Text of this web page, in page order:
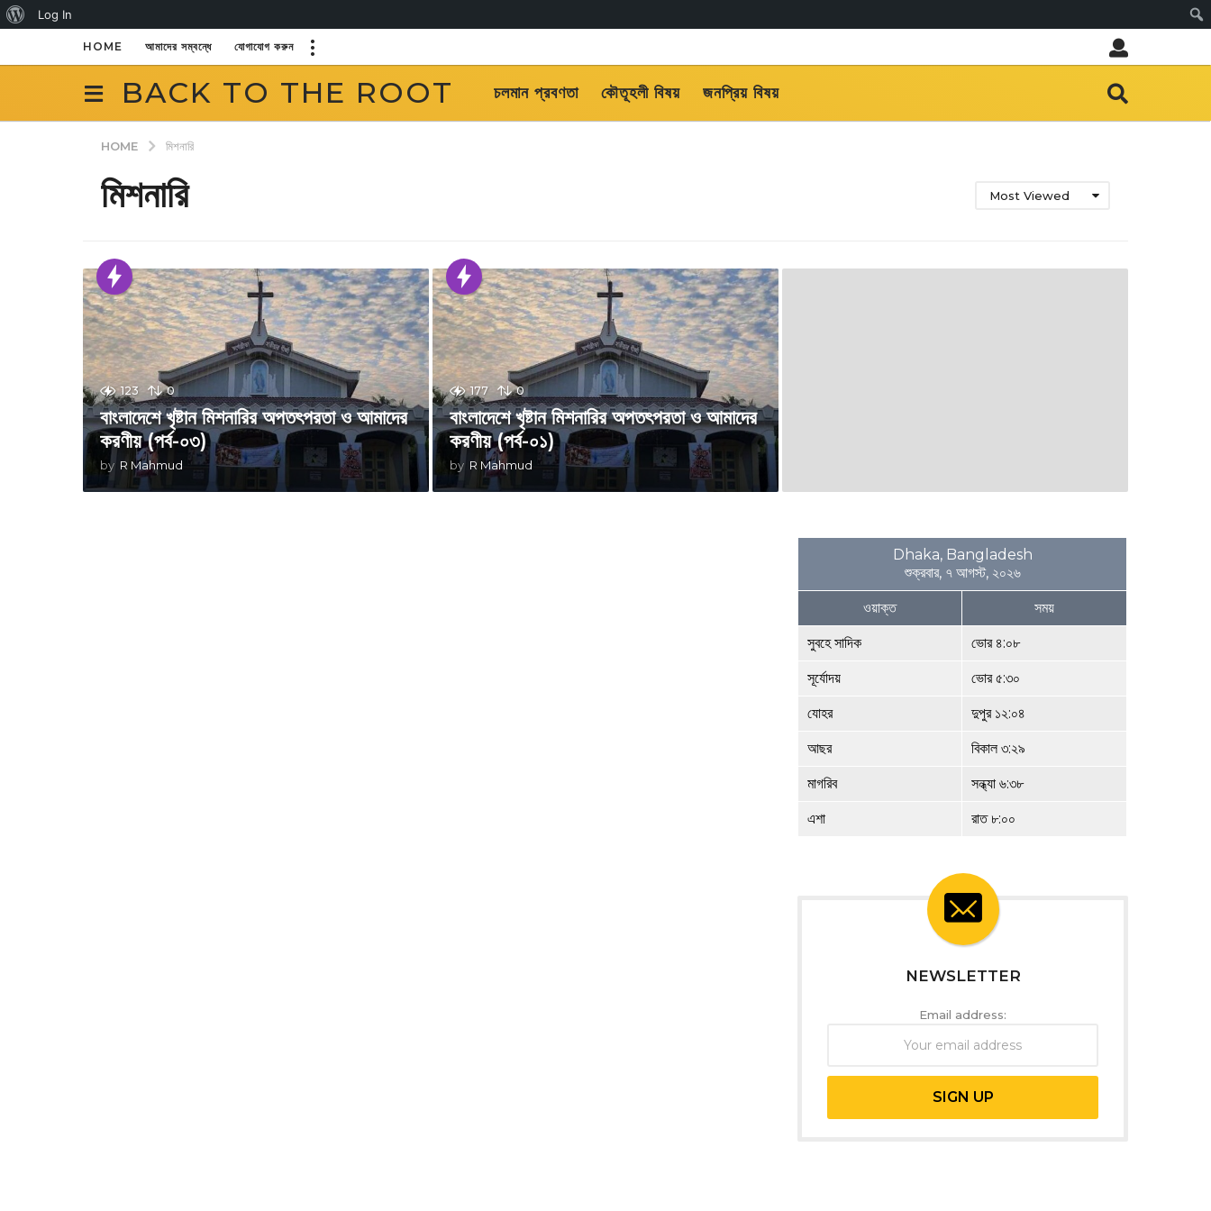
About
WordPress
Log In
HOME আমাদের সম্বন্ধে যোগাযোগ করুন
BACK TO THE ROOT চলমান প্রবণতা কৌতূহলী বিষয় জনপ্রিয় বিষয়
HOME মিশনারি
মিশনারি Most Viewed
123 0
বাংলাদেশে খৃষ্টান মিশনারির অপতৎপরতা ও আমাদের
করণীয় (পর্ব-০৩)
by R Mahmud
177 0
বাংলাদেশে খৃষ্টান মিশনারির অপতৎপরতা ও আমাদের
করণীয় (পর্ব-০১)
by R Mahmud
Dhaka, Bangladesh
শুক্রবার, ৭ আগস্ট, ২০২৬
ওয়াক্ত সময়
সুবহে সাদিক ভোর ৪:০৮
সূর্যোদয় ভোর ৫:৩০
যোহর দুপুর ১২:০৪
আছর বিকাল ৩:২৯
মাগরিব সন্ধ্যা ৬:৩৮
এশা রাত ৮:০০
NEWSLETTER
Email address: